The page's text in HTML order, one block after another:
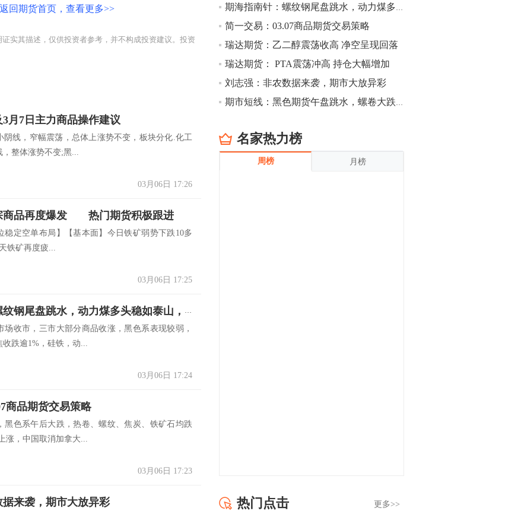
返回期货首页，查看更多>>
实其描述，仅供投资者参考，并不构成投资建议。投资
月7日主力商品操作建议
阴线，窄幅震荡，总体上涨势不变，板块分化.化工
整体涨势不变;黑...
03月06日 17:26
商品再度爆发 热门期货积极跟进
稳定空单布局】【基本面】今日铁矿弱势下跌10多
铁矿再度疲...
03月06日 17:25
期海指南针：螺纹钢尾盘跳水，动力煤多头稳如泰山，菜油、PTA雄踞涨幅前二
场收市，三市大部分商品收涨，黑色系表现较弱，
跌逾1%，硅铁，动...
03月06日 17:24
商品期货交易策略
黑色系午后大跌，热卷、螺纹、焦炭、铁矿石均跌
涨，中国取消加拿大...
03月06日 17:23
来袭，期市大放异彩
方正有色研究团队：高度重视贵金属的阶
段性机会。自年初以来沪金上涨16.93%，
立涨势，白银将开启补涨，且涨幅超过黄
金，金银比有望高位回归。
13:55
豆二期货主力合约涨停，涨幅达3.98%，报
CBOT大豆期货市场上涨，11月期约收高
影响，夜盘连粕高位窄幅震荡，建议短线
操作为主。 ...
13:54
8月5日消息，内外盘贵金属强劲走升，沪
金主力合约涨停，涨幅3.99%，报334.00
幅扩大至4.4%。
期海指南针：螺纹钢尾盘跳水，动力煤多头稳如泰山，菜油、PTA雄踞涨幅前二
简一交易：03.07商品期货交易策略
瑞达期货：乙二醇震荡收高 净空呈现回落
瑞达期货： PTA震荡冲高 持仓大幅增加
刘志强：非农数据来袭，期市大放异彩
期市短线：黑色期货午盘跳水，螺卷大跌超1%，短期行情偏弱，反弹空先
名家热力榜
周榜 月榜
更多>>
热门点击